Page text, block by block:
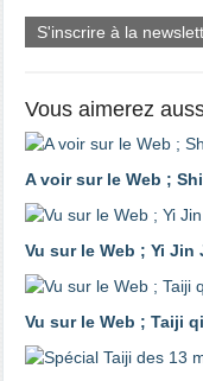
S'inscrire à la
Vous aimerez
A voir sur le Web ;
Vu sur le Web ; Yi Jin
Vu sur le Web ; Taiji